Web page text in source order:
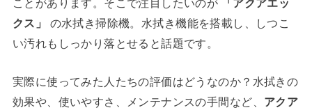
ことがあります。そこで注目したいのが
「アクアエッ
クス」
の水拭き掃除機。水拭き機能を搭載し、しつこ
い汚れもしっかり落とせると話題です。
実際に使ってみた人たちの評価はどうなのか？水拭きの
効果や、使いやすさ、メンテナンスの手間など、 アクア